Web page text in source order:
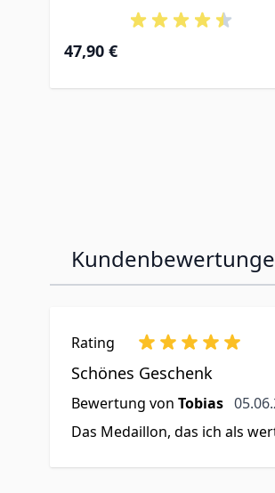
47,90 €
Rating
Schönes Geschenk
Bewertung von Tobias 5. Juni
Das Medaillon, das ich als